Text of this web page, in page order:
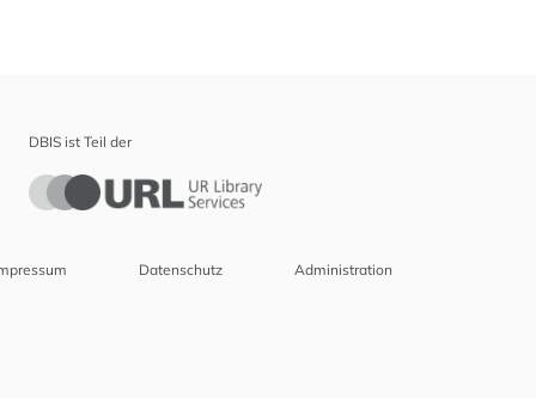
DBIS ist Teil der
Datenschutz Administration